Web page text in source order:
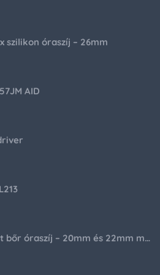
szilikon óraszíj – 26mm
AID
Keskenyített bőr óraszíj – 20mm és 22mm méretben